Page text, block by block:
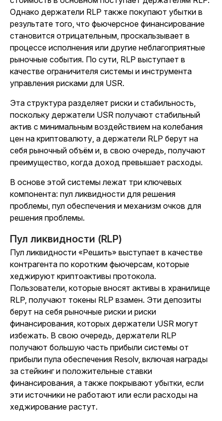
Однако держатели RLP также покупают убытки в
результате того, что фьючерсное финансирование
становится отрицательным, проскальзывает в
процессе исполнения или другие неблагоприятные
рыночные события. По сути, RLP выступает в
качестве ограничителя системы и инструмента
управления рисками для USR.
Эта структура разделяет риски и стабильность,
поскольку держатели USR получают стабильный
актив с минимальным воздействием на колебания
цен на криптовалюту, а держатели RLP берут на
себя рыночный объём и, в свою очередь, получают
преимущество, когда доход превышает расходы.
В основе этой системы лежат три ключевых
компонента: пул ликвидности для решения
проблемы, пул обеспечения и механизм очков для
решения проблемы.
Пул ликвидности (RLP)
Пул ликвидности «Решить» выступает в качестве
контрагента по коротким фьючерсам, которые
хеджируют криптоактивы протокола.
Пользователи, которые вносят активы в хранилище
RLP, получают токены RLP взамен. Эти депозиты
берут на себя рыночные риски и риски
финансирования, которых держатели USR могут
избежать. В свою очередь, держатели RLP
получают большую часть прибыли системы от
прибыли пула обеспечения Resolv, включая награды
за стейкинг и положительные ставки
финансирования, а также покрывают убытки, если
эти источники не работают или если расходы на
хеджирование растут.